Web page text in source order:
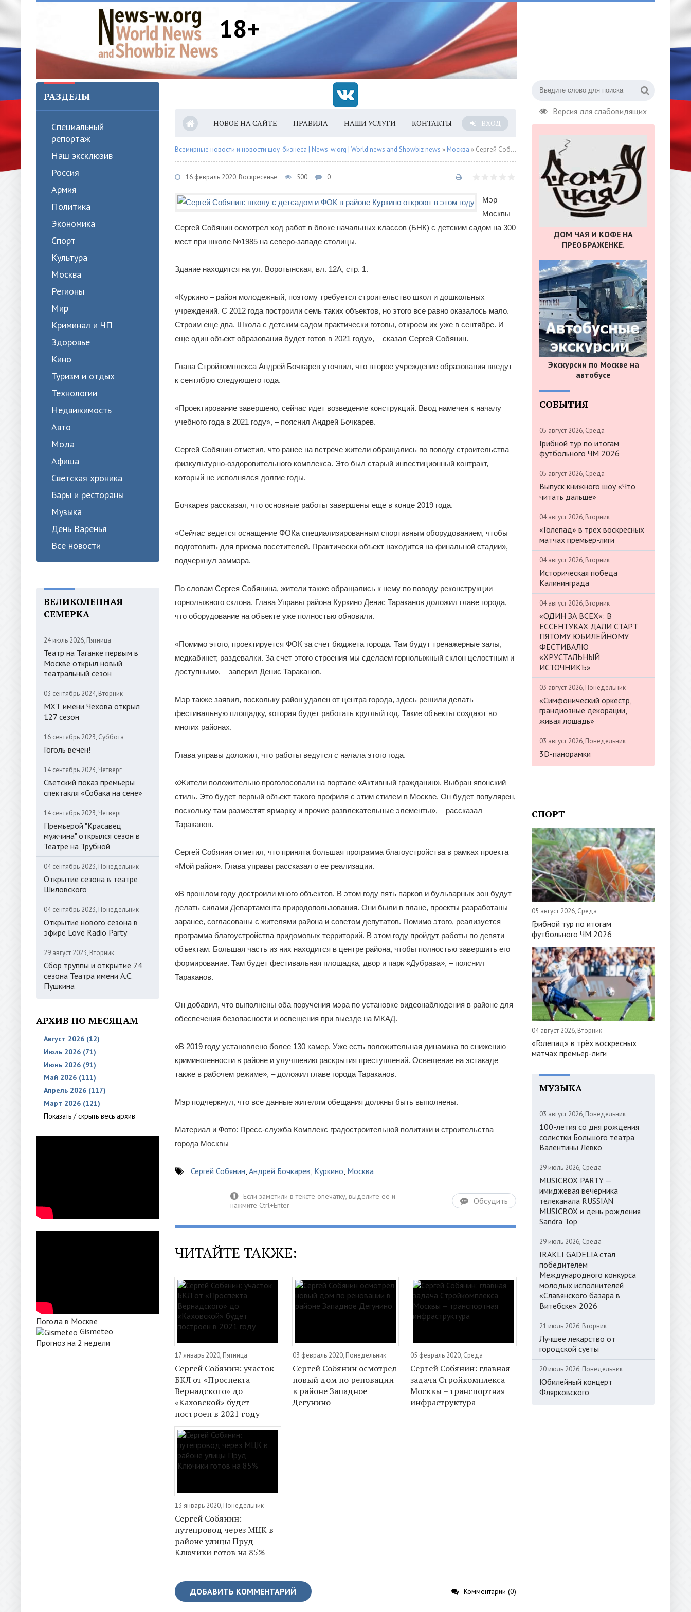
18+
Версия для слабовидящих
РАЗДЕЛЫ
Специальный
репортаж
Наш эксклюзив
Россия
Армия
Политика
Экономика
Спорт
Культура
Москва
Регионы
Мир
Криминал и ЧП
Здоровье
Кино
Туризм и отдых
Технологии
Недвижимость
Авто
Мода
Афиша
Светская хроника
Бары и рестораны
Музыка
День Варенья
Все новости
ВЕЛИКОЛЕПНАЯ
СЕМЕРКА
24 июль 2026, Пятница
Театр на Таганке первым в
Москве открыл новый
театральный сезон
03 сентябрь 2024, Вторник
МХТ имени Чехова открыл
127 сезон
16 сентябрь 2023, Суббота
Гоголь вечен!
14 сентябрь 2023, Четверг
Светский показ премьеры
спектакля «Собака на сене»
14 сентябрь 2023, Четверг
Премьерой "Красавец
мужчина" открылся сезон в
Театре на Трубной
04 сентябрь 2023, Понедельник
Открытие сезона в театре
Шиловского
04 сентябрь 2023, Понедельник
Открытие нового сезона в
эфире Love Radio Party
29 август 2023, Вторник
Сбор труппы и открытие 74
сезона Театра имени А.С.
Пушкина
АРХИВ ПО МЕСЯЦАМ
Август 2026 (12)
Июль 2026 (71)
Июнь 2026 (91)
Май 2026 (111)
Апрель 2026 (117)
Март 2026 (121)
Показать / скрыть весь архив
Погода в Москве
Gismeteo
Прогноз на 2 недели
НОВОЕ НА САЙТЕ ПРАВИЛА НАШИ УСЛУГИ КОНТАКТЫ ВХОД
Всемирные новости и новости шоу-бизнеса | News-w.org | World news and Showbiz news » Москва » Сергей Собянин: школу с детсадом и ФОК в районе Куркино откроют в этом году
16 февраль 2020, Воскресенье 500 0
Мэр
Москвы
Сергей Собянин осмотрел ход работ в блоке начальных классов (БНК) с детским садом на 300
мест при школе №1985 на северо-западе столицы.
Здание находится на ул. Воротынская, вл. 12А, стр. 1.
«Куркино – район молодежный, поэтому требуется строительство школ и дошкольных
учреждений. С 2012 года построили семь таких объектов, но этого все равно оказалось мало.
Строим еще два. Школа с детским садом практически готовы, откроем их уже в сентябре. И
еще один объект образования будет готов в 2021 году», – сказал Сергей Собянин.
Глава Стройкомплекса Андрей Бочкарев уточнил, что второе учреждение образования введут
к сентябрю следующего года.
«Проектирование завершено, сейчас идет возведение конструкций. Ввод намечен к началу
учебного года в 2021 году», – пояснил Андрей Бочкарев.
Сергей Собянин отметил, что ранее на встрече жители обращались по поводу строительства
физкультурно-оздоровительного комплекса. Это был старый инвестиционный контракт,
который не исполнялся долгие годы.
Бочкарев рассказал, что основные работы завершены еще в конце 2019 года.
«Сейчас ведется оснащение ФОКа специализированным спортивным оборудованием, чтобы
подготовить для приема посетителей. Практически объект находится на финальной стадии», –
подчеркнул заммэра.
По словам Сергея Собянина, жители также обращались к нему по поводу реконструкции
горнолыжного склона. Глава Управы района Куркино Денис Тараканов доложил главе города,
что оборудование на объекте уже полностью обновили.
«Помимо этого, проектируется ФОК за счет бюджета города. Там будут тренажерные залы,
медкабинет, раздевалки. За счет этого строения мы сделаем горнолыжный склон целостным и
доступным», – заверил Денис Тараканов.
Мэр также заявил, поскольку район удален от центра города, здесь решили делать
фестивальную площадку, которая будет работать круглый год. Такие объекты создают во
многих районах.
Глава управы доложил, что работы ведутся с начала этого года.
«Жители положительно проголосовали на портале «Активный гражданин». Выбран японский
стиль. Это будет первый объект такого профиля с этим стилем в Москве. Он будет популярен,
поскольку там разместят ярмарку и прочие развлекательные элементы», – рассказал
Тараканов.
Сергей Собянин отметил, что принята большая программа благоустройства в рамках проекта
«Мой район». Глава управы рассказал о ее реализации.
«В прошлом году достроили много объектов. В этом году пять парков и бульварных зон будут
делать силами Департамента природопользования. Они были в плане, проекты разработаны
заранее, согласованы с жителями района и советом депутатов. Помимо этого, реализуется
программа благоустройства придомовых территорий. В этом году пройдут работы по девяти
объектам. Большая часть из них находится в центре района, чтобы полностью завершить его
формирование. Там будет фестивальная площадка, двор и парк «Дубрава», – пояснил
Тараканов.
Он добавил, что выполнены оба поручения мэра по установке видеонаблюдения в районе для
обеспечения безопасности и освещения при выезде на МКАД.
«В 2019 году установлено более 130 камер. Уже есть положительная динамика по снижению
криминогенности в районе и улучшению раскрытия преступлений. Освещение на эстакаде
также в рабочем режиме», – доложил главе города Тараканов.
Мэр подчеркнул, что все данные жителям обещания должны быть выполнены.
Материал и Фото: Пресс-служба Комплекс градостроительной политики и строительства
города Москвы
Сергей Собянин, Андрей Бочкарев, Куркино, Москва
Обсудить
ЧИТАЙТЕ ТАКЖЕ:
17 январь 2020, Пятница
Сергей Собянин: участок
БКЛ от «Проспекта
Вернадского» до
«Каховской» будет
построен в 2021 году
03 февраль 2020, Понедельник
Сергей Собянин осмотрел
новый дом по реновации
в районе Западное
Дегунино
05 февраль 2020, Среда
Сергей Собянин: главная
задача Стройкомплекса
Москвы – транспортная
инфраструктура
13 январь 2020, Понедельник
Сергей Собянин:
путепровод через МЦК в
районе улицы Пруд
Ключики готов на 85%
ДОБАВИТЬ КОММЕНТАРИЙ Комментарии (0)
ДОМ ЧАЯ И КОФЕ НА
ПРЕОБРАЖЕНКЕ.
Экскурсии по Москве на
автобусе
СОБЫТИЯ
05 август 2026, Среда
Грибной тур по итогам
футбольного ЧМ 2026
05 август 2026, Среда
Выпуск книжного шоу «Что
читать дальше»
04 август 2026, Вторник
«Голепад» в трёх воскресных
матчах премьер-лиги
04 август 2026, Вторник
Историческая победа
Калининграда
04 август 2026, Вторник
«ОДИН ЗА ВСЕХ»: В
ЕССЕНТУКАХ ДАЛИ СТАРТ
ПЯТОМУ ЮБИЛЕЙНОМУ
ФЕСТИВАЛЮ
«ХРУСТАЛЬНЫЙ
ИСТОЧНИКЪ»
03 август 2026, Понедельник
«Симфонический оркестр,
грандиозные декорации,
живая лошадь»
03 август 2026, Понедельник
3D-панорамки
СПОРТ
05 август 2026, Среда
Грибной тур по итогам
футбольного ЧМ 2026
04 август 2026, Вторник
«Голепад» в трёх воскресных
матчах премьер-лиги
МУЗЫКА
03 август 2026, Понедельник
100-летия со дня рождения
солистки Большого театра
Валентины Левко
29 июль 2026, Среда
MUSICBOX PARTY —
имиджевая вечерника
телеканала RUSSIAN
MUSICBOX и день рождения
Sandra Top
29 июль 2026, Среда
IRAKLI GADELIA стал
победителем
Международного конкурса
молодых исполнителей
«Славянского базара в
Витебске» 2026
21 июль 2026, Вторник
Лучшее лекарство от
городской суеты
20 июль 2026, Понедельник
Юбилейный концерт
Флярковского